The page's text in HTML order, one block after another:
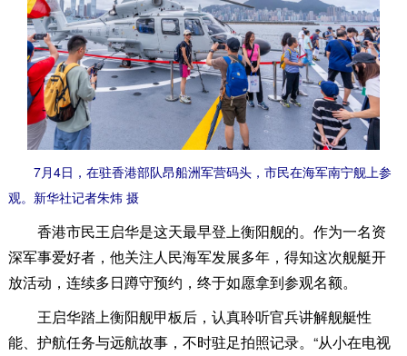
7月4日，在驻香港部队昂船洲军营码头，市民在海军南宁舰上参
观。新华社记者朱炜 摄
香港市民王启华是这天最早登上衡阳舰的。作为一名资
深军事爱好者，他关注人民海军发展多年，得知这次舰艇开
放活动，连续多日蹲守预约，终于如愿拿到参观名额。
王启华踏上衡阳舰甲板后，认真聆听官兵讲解舰艇性
能、护航任务与远航故事，不时驻足拍照记录。“从小在电视